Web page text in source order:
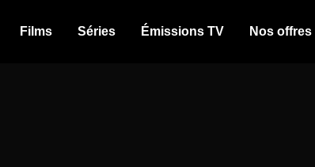
Films Séries Émissions TV Nos offres